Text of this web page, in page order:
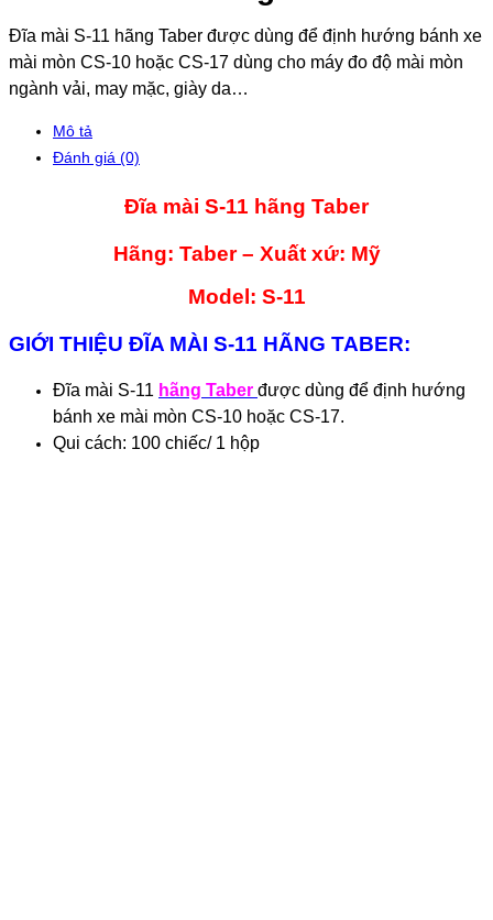
Đĩa mài S-11 hãng Taber được dùng để định hướng bánh xe
mài mòn CS-10 hoặc CS-17 dùng cho máy đo độ mài mòn
ngành vải, may mặc, giày da…
Mô tả
Đánh giá (0)
Đĩa mài S-11 hãng Taber
Hãng: Taber – Xuất xứ: Mỹ
Model: S-11
GIỚI THIỆU ĐĨA MÀI S-11 HÃNG TABER:
Đĩa mài S-11 hãng Taber được dùng để định hướng
bánh xe mài mòn CS-10 hoặc CS-17.
Qui cách: 100 chiếc/ 1 hộp